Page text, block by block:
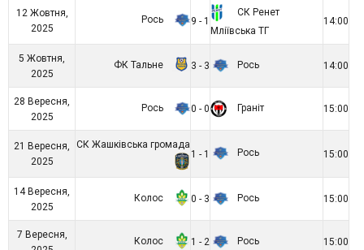
12 Жовтня,
2025
Рось 9 - 1
СК Ренет
Мліївська ТГ
14:00
5 Жовтня,
2025
ФК Тальне 3 - 3 Рось 14:00
28 Вересня,
2025
Рось 0 - 0 Граніт 15:00
21 Вересня,
2025
СК Жашківська громада
1 - 1
Рось 15:00
14 Вересня,
2025
Колос 0 - 3 Рось 15:00
7 Вересня,
Колос 1 - 2 Рось 15:00